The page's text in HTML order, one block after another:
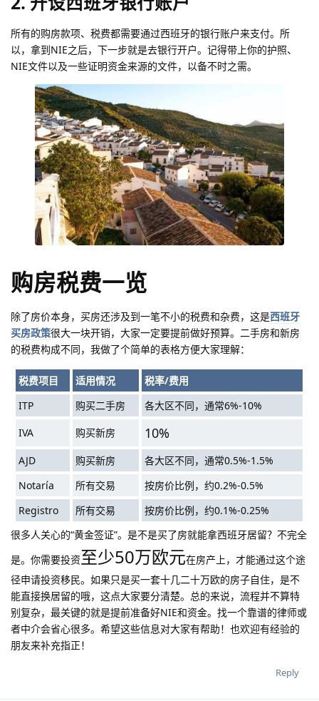
所有的购房款项、税费都需要通过西班牙的银行账户来支付。所
以，拿到NIE之后，下一步就是去银行开户。记得带上你的护照、
NIE文件以及一些证明资金来源的文件，以备不时之需。
购房税费一览
除了房价本身，买房还涉及到一笔不小的税费和杂费，这是西班牙
买房政策很大一块开销，大家一定要提前做好预算。二手房和新房
的税费构成不同，我做了个简单的表格方便大家理解：
税费项目 适用情况
税率/费用
ITP
购买二手房
各大区不同，通常6%-10%
IVA
购买新房 10%
AJD 购买新房
各大区不同，通常0.5%-1.5%
Notaría
所有交易
按房价比例，约0.2%-0.5%
Registro
所有交易
按房价比例，约0.1%-0.25%
很多人关心的“黄金签证”。是不是买了房就能拿西班牙居留？不完全
是。你需要投资至少50万欧元在房产上，才能通过这个途
径申请投资移民。如果只是买一套十几二十万欧的房子自住，是不
能直接换居留的哦，这点大家要分清楚。总的来说，流程并不算特
别复杂，最关键的就是提前准备好NIE和资金。找一个靠谱的律师或
者中介会省心很多。希望这些信息对大家有帮助！也欢迎有经验的
朋友来补充指正！
Reply